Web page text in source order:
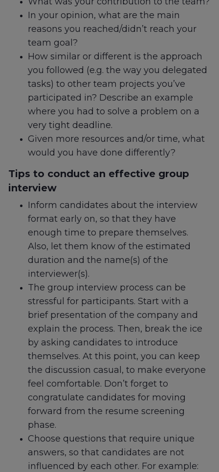
In your opinion, what are the main
reasons you reached/didn’t reach your
team goal?
How similar or different is the approach
you followed (e.g. the way you delegated
tasks) to other team projects you’ve
participated in? Describe an example
where you had to solve a problem on a
very tight deadline.
Given more resources and/or time, what
would you have done differently?
Tips to conduct an effective group
interview
Inform candidates about the interview
format early on, so that they have
enough time to prepare themselves.
Also, let them know of the estimated
duration and the name(s) of the
interviewer(s).
The group interview process can be
stressful for participants. Start with a
brief presentation of the company and
explain the process. Then, break the ice
by asking candidates to introduce
themselves. At this point, you can keep
the discussion casual, to make everyone
feel comfortable. Don’t forget to
congratulate candidates for moving
forward from the resume screening
phase.
Choose questions that require unique
answers, so that candidates are not
influenced by each other. For example: